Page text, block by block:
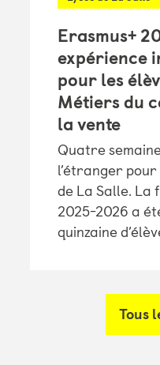
Erasmus+
expérience
pour les
Métiers du
la vente
Quatre
l’étranger pour
de La Salle. La
2025-2026 a
quinzaine
Tous